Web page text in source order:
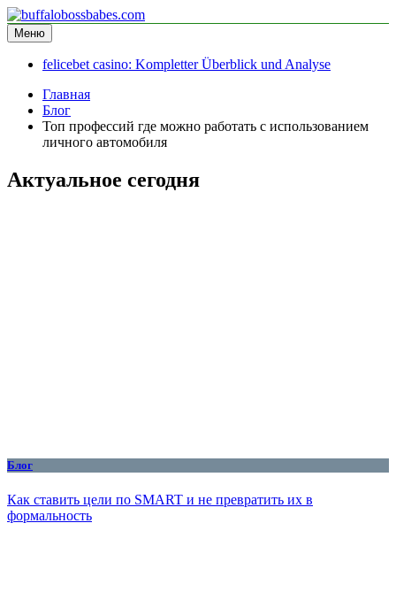
Перейти
к
содержимому
buffalobossbabes.com
информационный сайт
Меню
felicebet casino: Kompletter Überblick und Analyse
Главная
Блог
Топ профессий где можно работать с использованием
личного автомобиля
Актуальное сегодня
Блог
Как ставить цели по SMART и не превратить их в
формальность